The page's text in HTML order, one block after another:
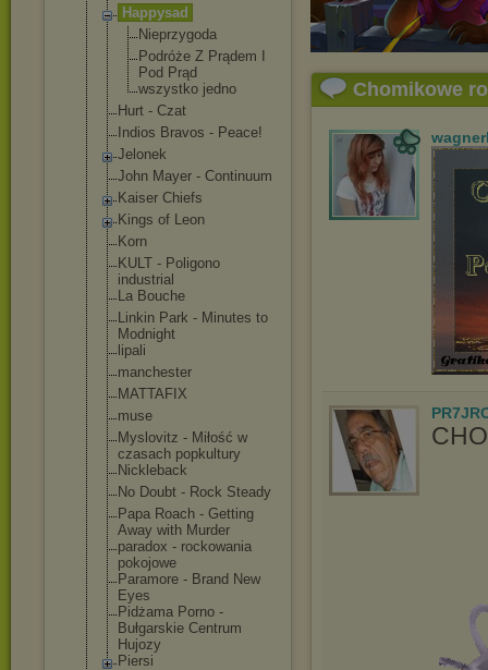
Happysad
Nieprzygoda
Podróże Z Prądem I
Pod Prąd
wszystko jedno
Hurt - Czat
Indios Bravos - Peace!
Jelonek
John Mayer - Continuum
Kaiser Chiefs
Kings of Leon
Korn
KULT - Poligono
industrial
La Bouche
Linkin Park - Minutes to
Modnight
lipali
manchester
MATTAFIX
muse
Myslovitz - Miłość w
czasach popkultury
Nickleback
No Doubt - Rock Steady
Papa Roach - Getting
Away with Murder
paradox - rockowania
pokojowe
Paramore - Brand New
Eyes
Pidżama Porno -
Bułgarskie Centrum
Hujozy
Piersi
Chomikowe